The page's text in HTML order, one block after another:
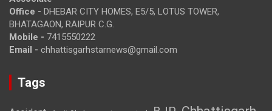
Office - DHEBAR CITY HOMES, E5/5, LOTUS TOWER,
BHATAGAON, RAIPUR C.G.
Mobile - 7415550222
Email - chhattisgarhstarnews@gmail.com
Tags